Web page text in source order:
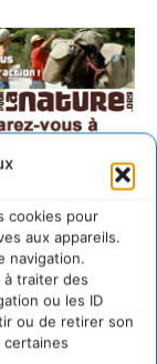
cookies pour
aux appareils.
navigation.
traiter des
ou les ID
ou de retirer son